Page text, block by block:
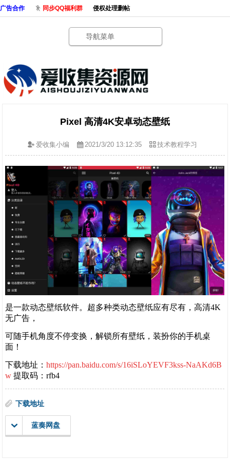
广告合作 同步QQ福利群 侵权处理删帖
导航菜单
Pixel 高清4K安卓动态壁纸
爱收集小编 2021/3/20 13:12:35 技术教程学习
是一款动态壁纸软件。超多种类动态壁纸应有尽有，高清4K
无广告，
可随手机角度不停变换，解锁所有壁纸，装扮你的手机桌
面！
下载地址：https://pan.baidu.com/s/16iSLoYEVF3kss-NaAKd6B
w提取码：rfb4
下载地址
蓝奏网盘